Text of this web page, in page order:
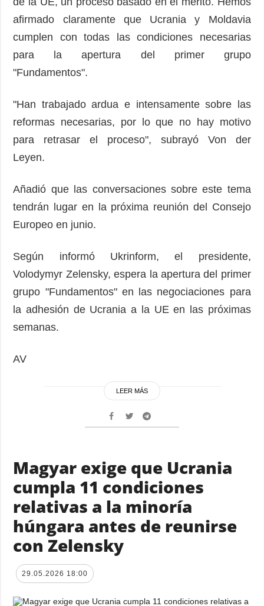
afirmado claramente que Ucrania y Moldavia
cumplen con todas las condiciones necesarias
para la apertura del primer grupo
"Fundamentos".
"Han trabajado ardua e intensamente sobre las
reformas necesarias, por lo que no hay motivo
para retrasar el proceso", subrayó Von der
Leyen.
Añadió que las conversaciones sobre este tema
tendrán lugar en la próxima reunión del Consejo
Europeo en junio.
Según informó Ukrinform, el presidente,
Volodymyr Zelensky, espera la apertura del primer
grupo "Fundamentos" en las negociaciones para
la adhesión de Ucrania a la UE en las próximas
semanas.
AV
LEER MÁS
Magyar exige que Ucrania
cumpla 11 condiciones
relativas a la minoría
húngara antes de reunirse
con Zelensky
29.05.2026 18:00